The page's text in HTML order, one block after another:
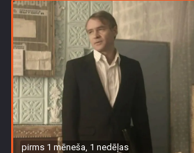
pirms 1 mēneša, 1 nedēļas